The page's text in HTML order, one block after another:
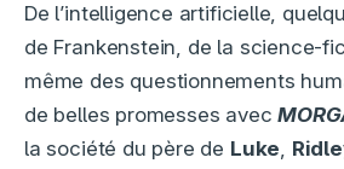
De l’intelligence artificielle,
de Frankenstein, de la science-
même des questionnements
de belles promesses avec
la société du père de Luke,